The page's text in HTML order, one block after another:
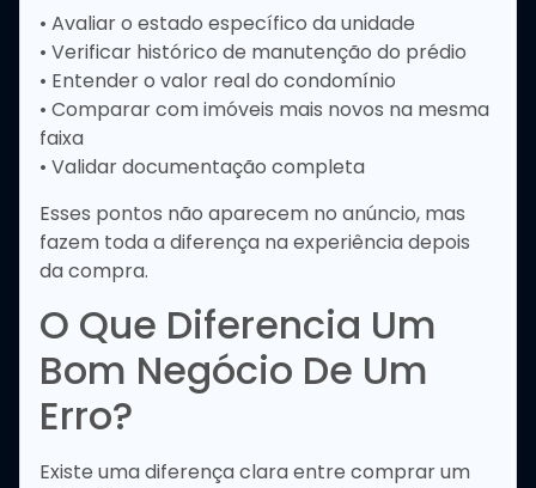
• Avaliar o estado específico da unidade
• Verificar histórico de manutenção do prédio
• Entender o valor real do condomínio
• Comparar com imóveis mais novos na mesma
faixa
• Validar documentação completa
Esses pontos não aparecem no anúncio, mas
fazem toda a diferença na experiência depois
da compra.
O Que Diferencia Um
Bom Negócio De Um
Erro?
Existe uma diferença clara entre comprar um